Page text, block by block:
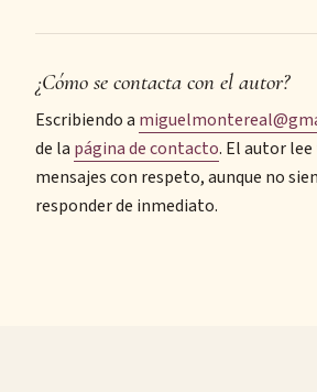
¿Cómo se contacta con el autor?
Escribiendo a
de la página de contacto. El autor
mensajes con respeto, aunque no
responder de inmediato.